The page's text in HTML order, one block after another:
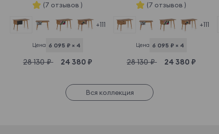
(7 отзывов )
+111
Цена 6 095 ₽ × 4
28 130 ₽ 24 380 ₽
(7 отзывов )
+111
Цена 6 095 ₽ × 4
28 130 ₽ 24 380 ₽
Вся коллекция